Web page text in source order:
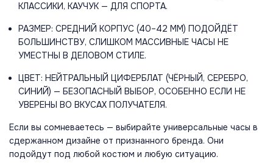
КЛАССИКИ, КАУЧУК — ДЛЯ СПОРТА.
РАЗМЕР: СРЕДНИЙ КОРПУС (40–42 ММ) ПОДОЙДЁТ
БОЛЬШИНСТВУ, СЛИШКОМ МАССИВНЫЕ ЧАСЫ НЕ
УМЕСТНЫ В ДЕЛОВОМ СТИЛЕ.
ЦВЕТ: НЕЙТРАЛЬНЫЙ ЦИФЕРБЛАТ (ЧЁРНЫЙ, СЕРЕБРО,
СИНИЙ) — БЕЗОПАСНЫЙ ВЫБОР, ОСОБЕННО ЕСЛИ НЕ
УВЕРЕНЫ ВО ВКУСАХ ПОЛУЧАТЕЛЯ.
Если вы сомневаетесь — выбирайте универсальные часы в
сдержанном дизайне от признанного бренда. Они
подойдут под любой костюм и любую ситуацию.